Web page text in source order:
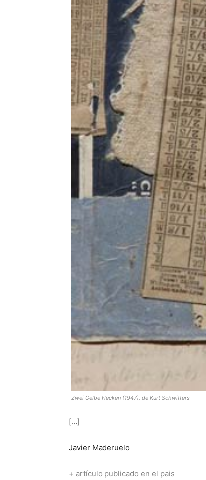
Zwei Gelbe Flecken (1947), de Kurt Schwitters
[…]
Javier Maderuelo
+ artículo publicado en el pais